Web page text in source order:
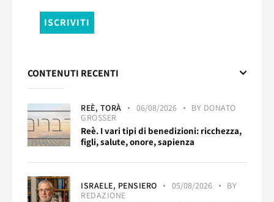
CONTENUTI RECENTI
REÈ, TORÀ 06/08/2026 BY DONATO
GROSSER
Reè. I vari tipi di benedizioni: ricchezza,
figli, salute, onore, sapienza
ISRAELE, PENSIERO 05/08/2026
BY
REDAZIONE